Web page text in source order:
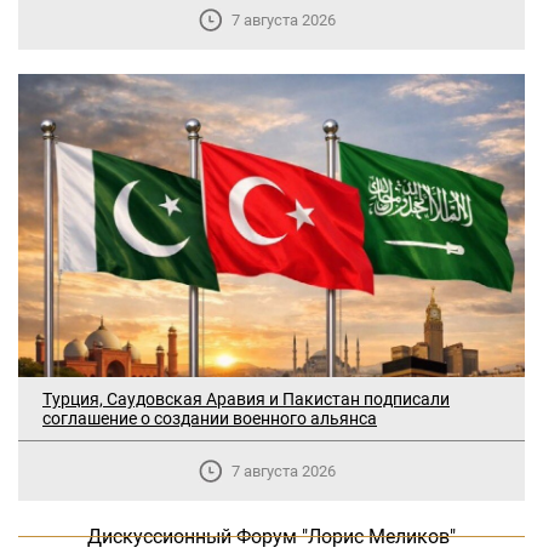
7 августа 2026
Турция, Саудовская Аравия и Пакистан подписали
соглашение о создании военного альянса
7 августа 2026
Дискуссионный Форум "Лорис Меликов"
В Москве прошло заседание
дискуссионного форума «Лорис
Меликов» на тему: «ООН и
предотвращение геноцидов»
деятельность